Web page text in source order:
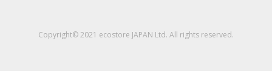
Copyright© 2021 ecostore JAPAN Ltd. All rights reserved.